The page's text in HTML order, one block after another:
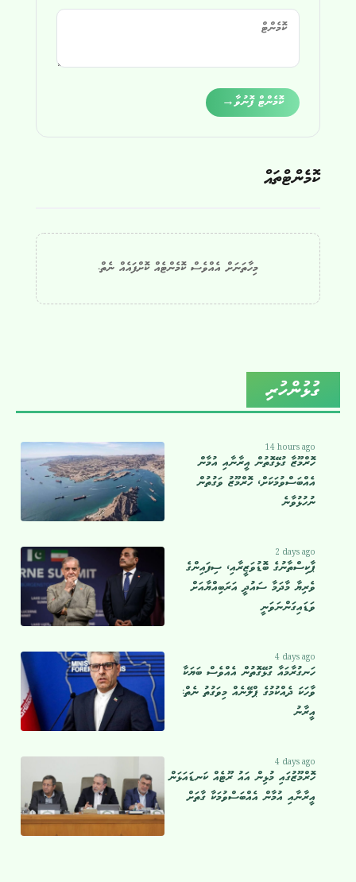
ކޮމެންޓް ފޮނުވާ→
ކޮމެންޓްތައް
މިހާތަނަށް އެއްވެސް ކޮމެންޓެއް ކޮށްފައެއް ނެތް.
ގުޅުންހުރި
14 hours ago
ހޮރްމޫޒާ ގުޅޭގޮތުން އީރާނާއި އުމާން
އެއްބަސްވުމަކަށް، ހޮރްމޫޒު ވަގުތުން
ނުހުޅުވާނެ
2 days ago
ޕާކިސްތާނުގެ ބޮޑުވަޒީރާއި، ސިފައިންގެ
ވެރިޔާ މާދަމާ ސައުދީ އަރަބިއްޔާއަށް
ވަޑައިގަންނަވަނީ
4 days ago
ހަނގުރާމައާ ގުޅޭގޮތުން އެއްވެސް ބަޔަކާ
ވާހަކަ ދެއްކުމުގެ ޕްލޭނެއް މިވަގުތު ނެތް:
އީރާނު
4 days ago
ހޮރްމޫޒުގައި މުޅިން އައު ރޫޓެއް ކަނޑައަޅަން
އީރާނާއި އުމާން އެއްބަސްވުމަކާ ގާތަށް